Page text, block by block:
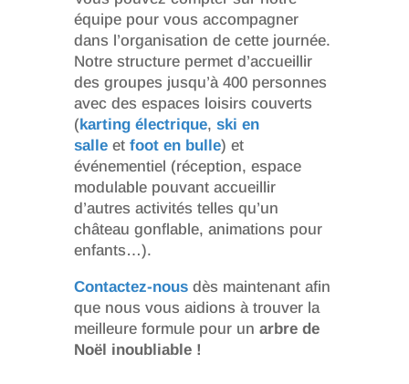
équipe pour vous accompagner
dans l’organisation de cette journée.
Notre structure permet d’accueillir
des groupes jusqu’à 400 personnes
avec des espaces loisirs couverts
(karting électrique, ski en
salleet foot en bulle) et
événementiel (réception, espace
modulable pouvant accueillir
d’autres activités telles qu’un
château gonflable, animations pour
enfants…).
Contactez-nousdès maintenant afin
que nous vous aidions à trouver la
meilleure formule pour un arbre de
Noël inoubliable !